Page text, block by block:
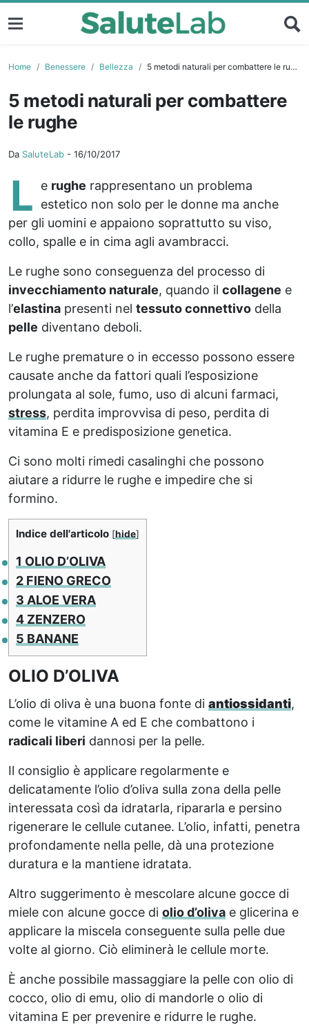
Home Benessere Bellezza 5 metodi naturali per combattere le rughe
5 metodi naturali per combattere
le rughe
Da SaluteLab - 16/10/2017
L e rughe rappresentano un problema
estetico non solo per le donne ma anche
per gli uomini e appaiono soprattutto su viso,
collo, spalle e in cima agli avambracci.
Le rughe sono conseguenza del processo di
invecchiamento naturale, quando il collagene e
l’elastina presenti nel tessuto connettivo della
pelle diventano deboli.
Le rughe premature o in eccesso possono essere
causate anche da fattori quali l’esposizione
prolungata al sole, fumo, uso di alcuni farmaci,
stress, perdita improvvisa di peso, perdita di
vitamina E e predisposizione genetica.
Ci sono molti rimedi casalinghi che possono
aiutare a ridurre le rughe e impedire che si
formino.
Indice dell'articolo [hide]
1 OLIO D’OLIVA
2 FIENO GRECO
3 ALOE VERA
4 ZENZERO
5 BANANE
OLIO D’OLIVA
L’olio di oliva è una buona fonte di antiossidanti,
come le vitamine A ed E che combattono i
radicali liberi dannosi per la pelle.
Il consiglio è applicare regolarmente e
delicatamente l’olio d’oliva sulla zona della pelle
interessata così da idratarla, ripararla e persino
rigenerare le cellule cutanee. L’olio, infatti, penetra
profondamente nella pelle, dà una protezione
duratura e la mantiene idratata.
Altro suggerimento è mescolare alcune gocce di
miele con alcune gocce di olio d’oliva e glicerina e
applicare la miscela conseguente sulla pelle due
volte al giorno. Ciò eliminerà le cellule morte.
È anche possibile massaggiare la pelle con olio di
cocco, olio di emu, olio di mandorle o olio di
vitamina E per prevenire e ridurre le rughe.